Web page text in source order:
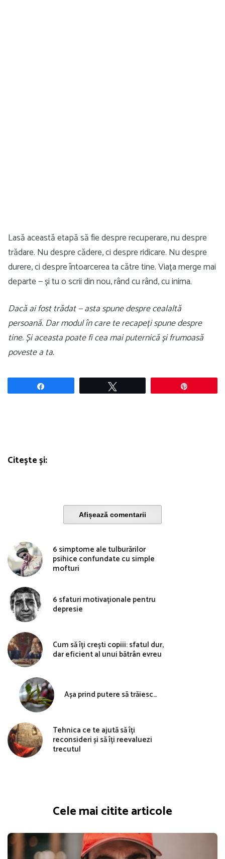
Lasă această etapă să fie despre recuperare, nu despre
trădare. Nu despre cădere, ci despre ridicare. Nu despre
durere, ci despre întoarcerea ta către tine. Viața merge mai
departe — și tu o scrii din nou, rând cu rând, cu inima.
Dacă ai fost trădat — asta spune despre cealaltă
persoană. Dar modul în care te recapeți spune despre
tine. Și aceasta poate fi cea mai puternică și frumoasă
poveste a ta.
Citește și:
Afișează comentarii
6 simptome ale tulburărilor
psihice confundate cu simple
mofturi
6 sfaturi motivaționale pentru
depresie
Cum să îți crești copiii: sfatul dur,
dar eficient al unui bătrân evreu
Așa prind putere să trăiesc…
Tehnica ce te ajută să îți
reconsideri și să îți reevaluezi
trecutul
Cele mai citite articole